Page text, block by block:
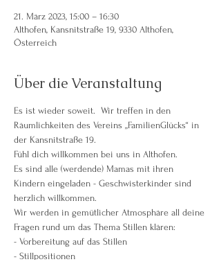
21. März 2023, 15:00 – 16:30
Althofen, Kansnitstraße 19, 9330 Althofen,
Österreich
Über die Veranstaltung
Es ist wieder soweit.  Wir treffen in den
Räumlichkeiten des Vereins „FamilienGlücks“ in
der Kansnitstraße 19.
Fühl dich willkommen bei uns in Althofen.
Es sind alle (werdende) Mamas mit ihren
Kindern eingeladen - Geschwisterkinder sind
herzlich willkommen.
Wir werden in gemütlicher Atmosphäre all deine
Fragen rund um das Thema Stillen klären:
- Vorbereitung auf das Stillen
- Stillpositionen